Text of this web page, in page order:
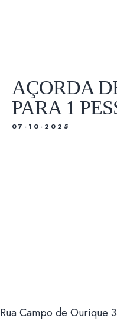
SOBRE NÓS
TASQUINHA
UBER EATS
AÇORDA
PARA 1
07-10-2025
Rua Campo de Ourique